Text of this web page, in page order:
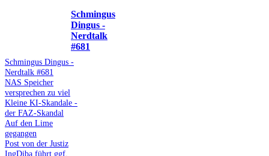
Schmingus
Dingus -
Nerdtalk
#681
Schmingus Dingus -
Nerdtalk #681
NAS Speicher
versprechen zu viel
Kleine KI-Skandale -
der FAZ-Skandal
Auf den Lime
gegangen
Post von der Justiz
IngDiba führt ggf.